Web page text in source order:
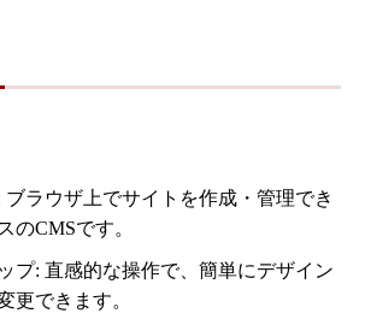
ブラウザ上でサイトを作成・管理でき
のCMSです。
プ: 直感的な操作で、簡単にデザイン
更できます。